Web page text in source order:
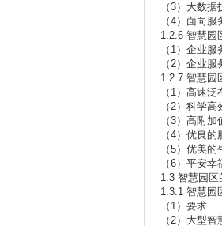
（3）大数
（4）面向
1.2.6 智慧园
（1）企业
（2）企业
1.2.7 智慧园
（1）高速
（2）科学高
（3）高附
（4）优良
（5）优美
（6）平安
1.3 智慧园
1.3.1 智慧园
（1）要求
（2）大型